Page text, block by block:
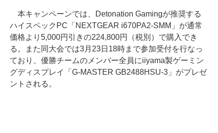
本キャンペーンでは、Detonation Gamingが推奨する
ハイスペックPC「NEXTGEAR i670PA2-SMM」が通常
価格より5,000円引きの224,800円（税別）で購入でき
る。また同大会では3月23日18時まで参加受付を行なっ
ており、優勝チームのメンバー全員にiiyama製ゲーミン
グディスプレイ「G-MASTER GB2488HSU-3」がプレゼ
ントされる。